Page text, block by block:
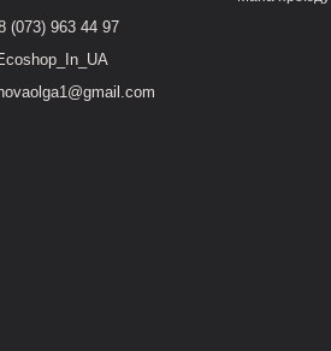
(073) 963 44 97